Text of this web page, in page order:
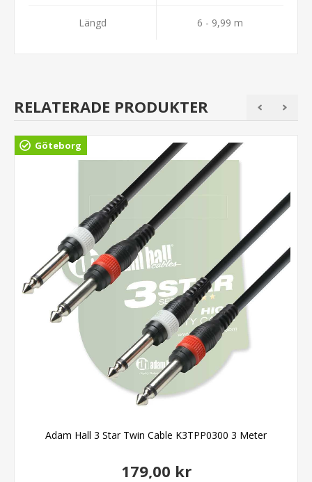
Längd 6 - 9,99 m
RELATERADE PRODUKTER
Göteborg
Adam Hall 3 Star Twin Cable K3TPP0300 3 Meter
179,00 kr